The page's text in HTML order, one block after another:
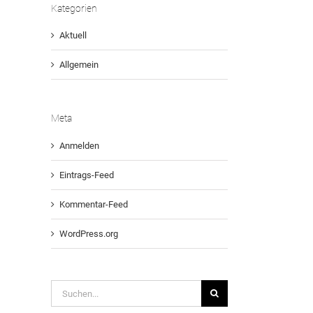
Kategorien
Aktuell
Allgemein
Meta
Anmelden
Eintrags-Feed
Kommentar-Feed
WordPress.org